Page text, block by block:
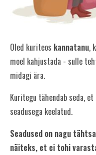
Oled kuriteos kannatanu,
moel kahjustada - sulle
midagi ära.
Kuritegu tähendab seda,
seadusega keelatud.
Seadused on nagu
näiteks, et ei tohi